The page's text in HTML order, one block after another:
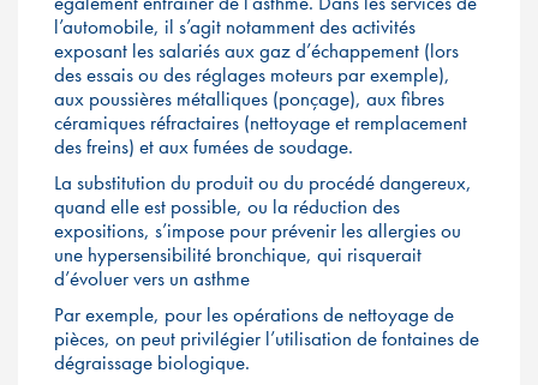
l’automobile, il s’agit notamment des activités
exposant les salariés aux gaz d’échappement (lors
des essais ou des réglages moteurs par exemple),
aux poussières métalliques (ponçage), aux fibres
céramiques réfractaires (nettoyage et remplacement
des freins) et aux fumées de soudage.
La substitution du produit ou du procédé dangereux,
quand elle est possible, ou la réduction des
expositions, s’impose pour prévenir les allergies ou
une hypersensibilité bronchique, qui risquerait
d’évoluer vers un asthme
Par exemple, pour les opérations de nettoyage de
pièces, on peut privilégier l’utilisation de fontaines de
dégraissage biologique.